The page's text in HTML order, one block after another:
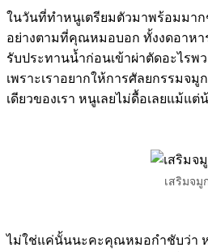
ในวันที่ทำหนูเตรียมตัวมาพร้อมมา
อย่างตามที่คุณหมอบอก ทั้งงดอาหา
รับประทานน้ำก่อนเข้าผ่าตัดอะไรพ
เพราะเราอยากให้การศัลยกรรมจมู
เดียวของเรา หนูเลยไม่ดื้อเลยแม้แต่
เสริมจมู
ไม่ใช่แค่นั้นนะคะคุณหมอกำชับว่า